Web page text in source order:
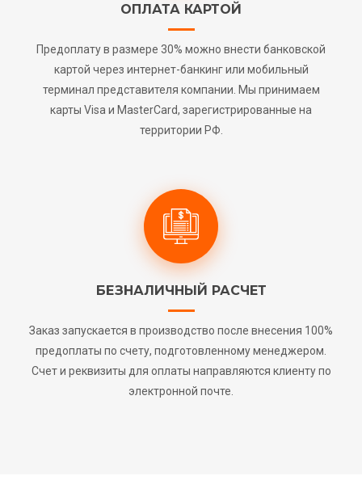
ОПЛАТА КАРТОЙ
Предоплату в размере 30% можно внести банковской
картой через интернет-банкинг или мобильный
терминал представителя компании. Мы принимаем
карты Visa и MasterCard, зарегистрированные на
территории РФ.
БЕЗНАЛИЧНЫЙ РАСЧЕТ
Заказ запускается в производство после внесения 100%
предоплаты по счету, подготовленному менеджером.
Счет и реквизиты для оплаты направляются клиенту по
электронной почте.